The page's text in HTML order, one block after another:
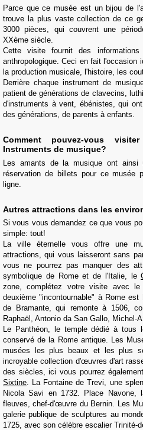
Parce que ce musée est un bijou de
trouve la plus vaste collection de ce
3000 pièces, qui couvrent une
XXème siècle.
Cette visite fournit des
anthropologique. Ceci en fait l'occasion
la production musicale, l'histoire, les
Derrière chaque instrument de
patient de générations de clavecins,
d'instruments à vent, ébénistes, qui
des générations, de parents à enfants.
Comment pouvez-vous
Instruments de musique?
Les amants de la musique ont ainsi
réservation de billets pour ce musée
ligne.
Autres attractions dans les
Si vous vous demandez ce que vous
simple: tout!
La ville éternelle vous offre une
attractions, qui vous laisseront sans
vous ne pourrez pas manquer des
symbolique de Rome et de l'Italie, le
zone, complétez votre visite avec
deuxième "incontournable" à Rome est
de Bramante, qui remonte à 1506,
Raphaël, Antonio da San Gallo, Michel-
Le Panthéon, le temple dédié à
conservé de la Rome antique. Les
musées les plus beaux et les plus
incroyable collection d'œuvres d'art
des siècles, ici vous pourrez
Sixtine. La Fontaine de Trevi, une
Nicola Savi en 1732. Place Navone,
fleuves, chef-d'œuvre du Bernin. Les
galerie publique de sculptures au
1725, avec son célèbre escalier Trinité-